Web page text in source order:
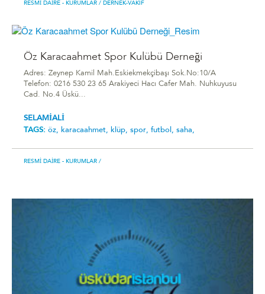
RESMI DAIRE - KURUMLAR / DERNEK-VAKIF
Öz Karacaahmet Spor Kulübü Derneği
Adres: Zeynep Kamil Mah.Eskiekmekçibaşı Sok.No:10/A
Telefon: 0216 530 23 65 Arakiyeci Hacı Cafer Mah. Nuhkuyusu
Cad. No.4 Üskü...
SELAMİALİ
TAGS: öz, karacaahmet, klüp, spor, futbol, saha,
RESMI DAIRE - KURUMLAR /